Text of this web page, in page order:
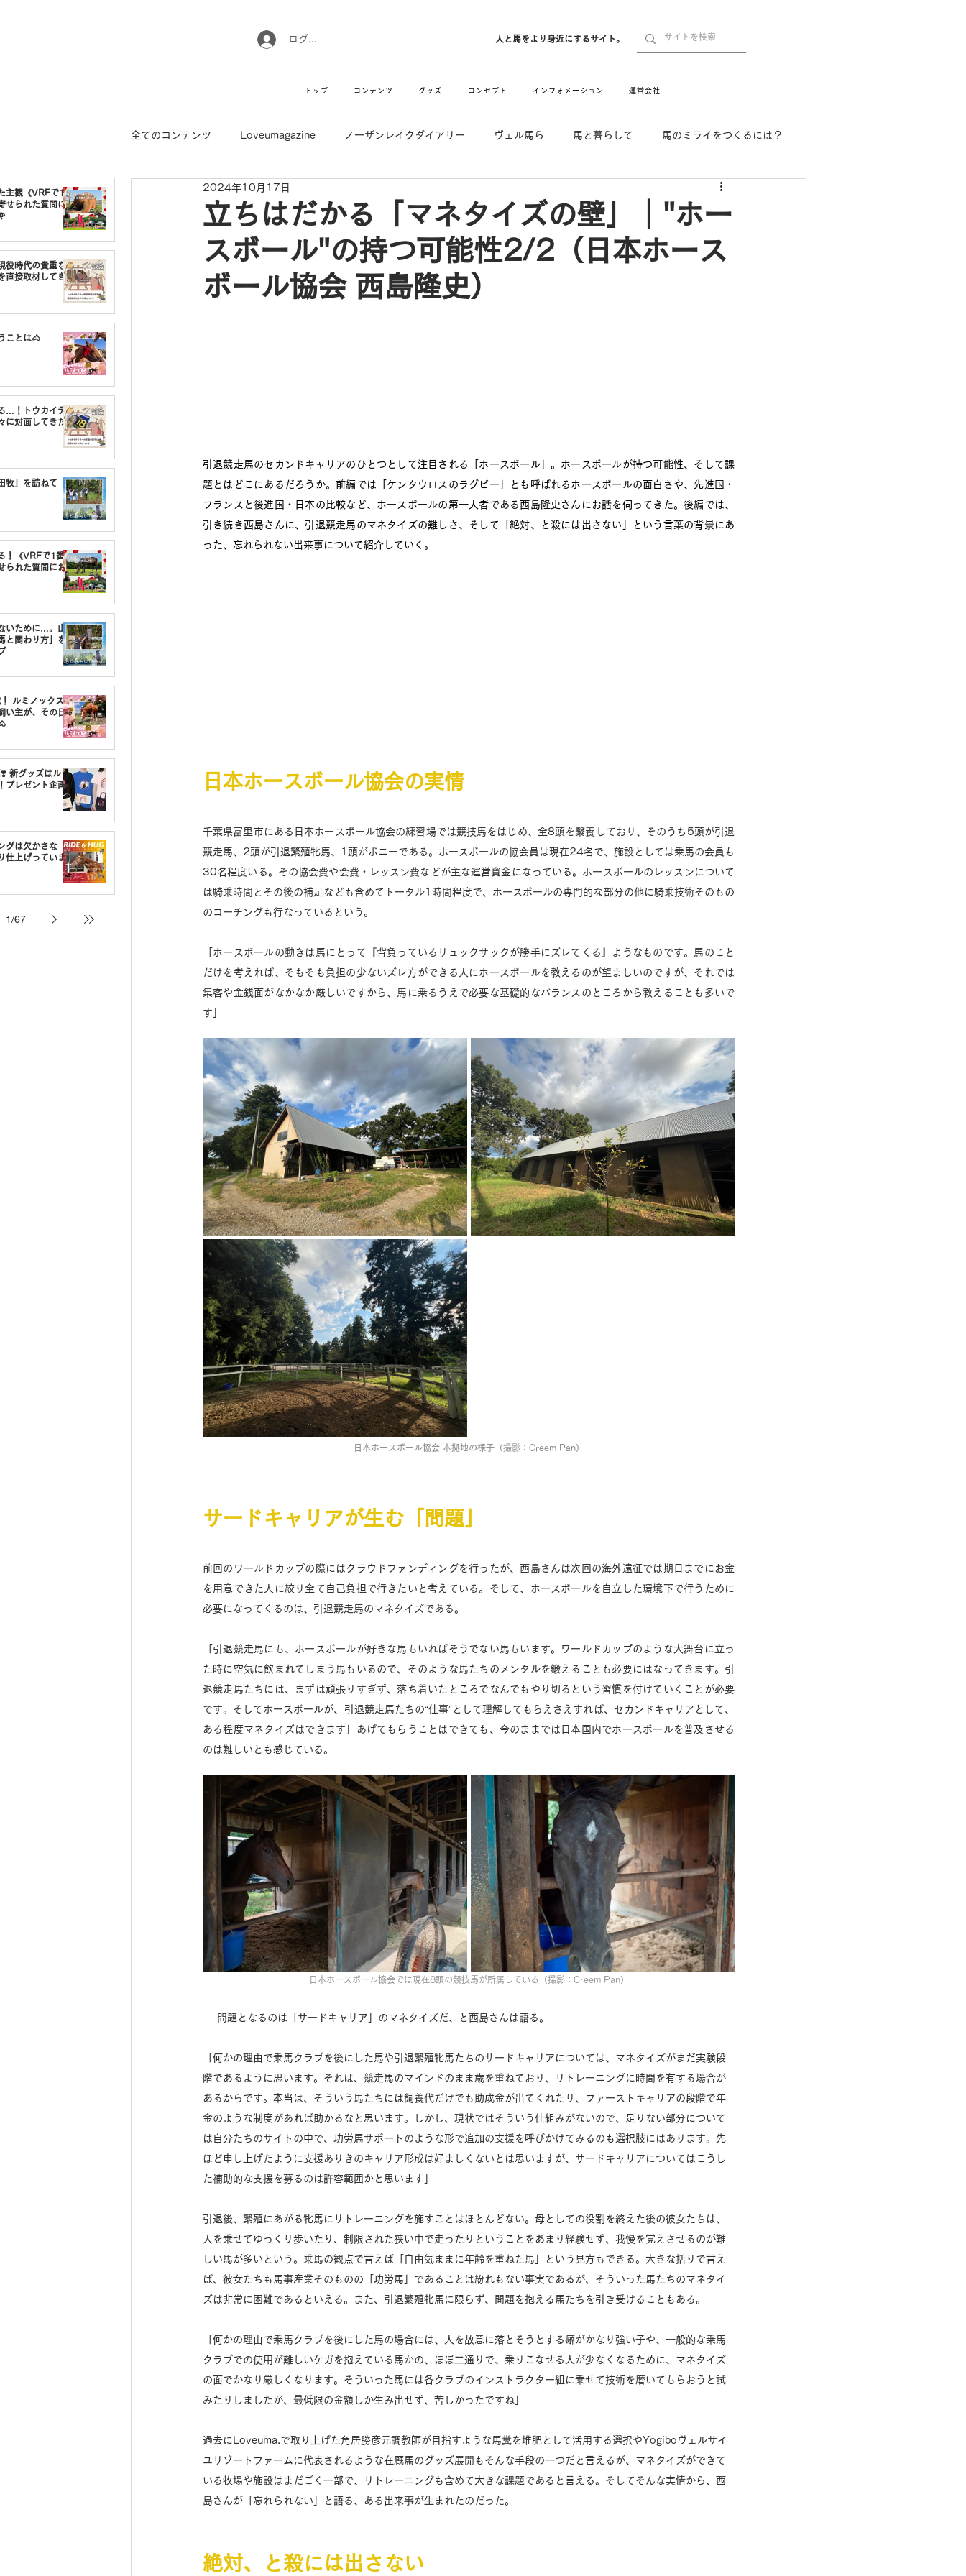
ログイン 人と馬をより身近にするサイト。
トップ コンテンツ グッズ コンセプト インフォメーション 運営会社
主観《VRFで1番
せられた質問に
役時代の貴重な
直接取材してき
ことは🐴
…！トウカイテ
に対面してきた
牧」を訪ねて
！《VRFで1番〇
られた質問にお
いために…。山
と関わり方」を
ルミノックスの
い主が、その日
新グッズはルミ
プレゼント企画
グは欠かさな
仕上げっていま
1/67
全てのコンテンツ Loveumagazine ノーザンレイクダイアリー ヴェル馬ら 馬と暮らして 馬のミライをつくるには？
ウマのお坊さん徒然日記
引退馬コレクション インフォメーション Movie New Long Hit
立ちはだかる「マネタイズの壁」｜"ホー
スボール"の持つ可能性2/2（日本ホース
ボール協会 西島隆史）
2024年10月17日
引退競走馬のセカンドキャリアのひとつとして注目される「ホースボール」。ホースボールが持つ可能性、そして課
題とはどこにあるだろうか。前編では「ケンタウロスのラグビー」とも呼ばれるホースボールの面白さや、先進国・
フランスと後進国・日本の比較など、ホースボールの第一人者である西島隆史さんにお話を伺ってきた。後編では、
引き続き西島さんに、引退競走馬のマネタイズの難しさ、そして「絶対、と殺には出さない」という言葉の背景にあ
った、忘れられない出来事について紹介していく。
日本ホースボール協会の実情
千葉県富里市にある日本ホースボール協会の練習場では競技馬をはじめ、全8頭を繋養しており、そのうち5頭が引退
競走馬、2頭が引退繁殖牝馬、1頭がポニーである。ホースボールの協会員は現在24名で、施設としては乗馬の会員も
30名程度いる。その協会費や会費・レッスン費などが主な運営資金になっている。ホースボールのレッスンについて
は騎乗時間とその後の補足なども含めてトータル1時間程度で、ホースボールの専門的な部分の他に騎乗技術そのもの
のコーチングも行なっているという。
「ホースボールの動きは馬にとって『背負っているリュックサックが勝手にズレてくる』ようなものです。馬のこと
だけを考えれば、そもそも負担の少ないズレ方ができる人にホースボールを教えるのが望ましいのですが、それでは
集客や金銭面がなかなか厳しいですから、馬に乗るうえで必要な基礎的なバランスのところから教えることも多いで
す」
日本ホースボール協会 本拠地の様子（撮影：Creem Pan）
サードキャリアが生む「問題」
前回のワールドカップの際にはクラウドファンディングを行ったが、西島さんは次回の海外遠征では期日までにお金
を用意できた人に絞り全て自己負担で行きたいと考えている。そして、ホースボールを自立した環境下で行うために
必要になってくるのは、引退競走馬のマネタイズである。
「引退競走馬にも、ホースボールが好きな馬もいればそうでない馬もいます。ワールドカップのような大舞台に立っ
た時に空気に飲まれてしまう馬もいるので、そのような馬たちのメンタルを鍛えることも必要にはなってきます。引
退競走馬たちには、まずは頑張りすぎず、落ち着いたところでなんでもやり切るという習慣を付けていくことが必要
です。そしてホースボールが、引退競走馬たちの“仕事”として理解してもらえさえすれば、セカンドキャリアとして、
ある程度マネタイズはできます」
あげてもらうことはできても、今のままでは日本国内でホースボールを普及させる
のは難しいとも感じている。
日本ホースボール協会では現在8頭の競技馬が所属している（撮影：Creem Pan）
──問題となるのは「サードキャリア」のマネタイズだ、と西島さんは語る。
「何かの理由で乗馬クラブを後にした馬や引退繁殖牝馬たちのサードキャリアについては、マネタイズがまだ実験段
階であるように思います。それは、競走馬のマインドのまま歳を重ねており、リトレーニングに時間を有する場合が
あるからです。本当は、そういう馬たちには飼養代だけでも助成金が出てくれたり、ファーストキャリアの段階で年
金のような制度があれば助かるなと思います。しかし、現状ではそういう仕組みがないので、足りない部分について
は自分たちのサイトの中で、功労馬サポートのような形で追加の支援を呼びかけてみるのも選択肢にはあります。先
ほど申し上げたように支援ありきのキャリア形成は好ましくないとは思いますが、サードキャリアについてはこうし
た補助的な支援を募るのは許容範囲かと思います」
引退後、繁殖にあがる牝馬にリトレーニングを施すことはほとんどない。母としての役割を終えた後の彼女たちは、
人を乗せてゆっくり歩いたり、制限された狭い中で走ったりということをあまり経験せず、我慢を覚えさせるのが難
しい馬が多いという。乗馬の観点で言えば「自由気ままに年齢を重ねた馬」という見方もできる。大きな括りで言え
ば、彼女たちも馬事産業そのものの「功労馬」であることは紛れもない事実であるが、そういった馬たちのマネタイ
ズは非常に困難であるといえる。また、引退繁殖牝馬に限らず、問題を抱える馬たちを引き受けることもある。
「何かの理由で乗馬クラブを後にした馬の場合には、人を故意に落とそうとする癖がかなり強い子や、一般的な乗馬
クラブでの使用が難しいケガを抱えている馬かの、ほぼ二通りで、乗りこなせる人が少なくなるために、マネタイズ
の面でかなり厳しくなります。そういった馬には各クラブのインストラクター組に乗せて技術を磨いてもらおうと試
みたりしましたが、最低限の金額しか生み出せず、苦しかったですね」
過去にLoveuma.で取り上げた角居勝彦元調教師が目指すような馬糞を堆肥として活用する選択やYogiboヴェルサイ
ユリゾートファームに代表されるような在厩馬のグッズ展開もそんな手段の一つだと言えるが、マネタイズができて
いる牧場や施設はまだごく一部で、リトレーニングも含めて大きな課題であると言える。そしてそんな実情から、西
島さんが「忘れられない」と語る、ある出来事が生まれたのだった。
絶対、と殺には出さない